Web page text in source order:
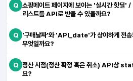
Q 쇼핑메이트 페이지에 보이는 '실시간 핫딜'
리스트를 API로 받을 수 있을까요?
Q '구매날짜'와 'API_date'가 상이하게 전송
무엇일까요?
Q 정산 시점(정산 확정 혹은 취소) API상
요?